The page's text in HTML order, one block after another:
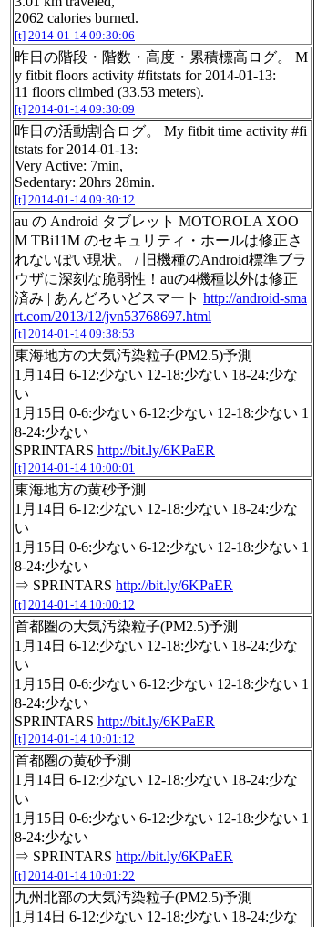
2062 calories burned.
[t] 2014-01-14 09:30:06
昨日の階段・階数・高度・累積標高ログ。 M
y fitbit floors activity #fitstats for 2014-01-13:
11 floors climbed (33.53 meters).
[t] 2014-01-14 09:30:09
昨日の活動割合ログ。 My fitbit time activity #fi
tstats for 2014-01-13:
Very Active: 7min,
Sedentary: 20hrs 28min.
[t] 2014-01-14 09:30:12
au の Android タブレット MOTOROLA XOO
M TBi11M のセキュリティ・ホールは修正さ
れないぽい現状。 / 旧機種のAndroid標準ブラ
ウザに深刻な脆弱性！auの4機種以外は修正
済み | あんどろいどスマート http://android-sma
rt.com/2013/12/jvn53768697.html
[t] 2014-01-14 09:38:53
東海地方の大気汚染粒子(PM2.5)予測
1月14日 6-12:少ない 12-18:少ない 18-24:少な
い
1月15日 0-6:少ない 6-12:少ない 12-18:少ない 1
8-24:少ない
SPRINTARS http://bit.ly/6KPaER
[t] 2014-01-14 10:00:01
東海地方の黄砂予測
1月14日 6-12:少ない 12-18:少ない 18-24:少な
い
1月15日 0-6:少ない 6-12:少ない 12-18:少ない 1
8-24:少ない
⇒ SPRINTARS http://bit.ly/6KPaER
[t] 2014-01-14 10:00:12
首都圏の大気汚染粒子(PM2.5)予測
1月14日 6-12:少ない 12-18:少ない 18-24:少な
い
1月15日 0-6:少ない 6-12:少ない 12-18:少ない 1
8-24:少ない
SPRINTARS http://bit.ly/6KPaER
[t] 2014-01-14 10:01:12
首都圏の黄砂予測
1月14日 6-12:少ない 12-18:少ない 18-24:少な
い
1月15日 0-6:少ない 6-12:少ない 12-18:少ない 1
8-24:少ない
⇒ SPRINTARS http://bit.ly/6KPaER
[t] 2014-01-14 10:01:22
九州北部の大気汚染粒子(PM2.5)予測
1月14日 6-12:少ない 12-18:少ない 18-24:少な